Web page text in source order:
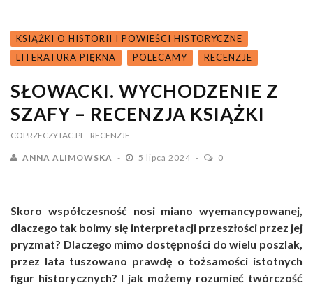
KSIĄŻKI O HISTORII I POWIEŚCI HISTORYCZNE
LITERATURA PIĘKNA
POLECAMY RECENZJE
SŁOWACKI. WYCHODZENIE Z
SZAFY – RECENZJA KSIĄŻKI
COPRZECZYTAC.PL - RECENZJE
ANNA ALIMOWSKA 5 lipca 2024 0
Skoro współczesność nosi miano wyemancypowanej,
dlaczego tak boimy się interpretacji przeszłości przez jej
pryzmat? Dlaczego mimo dostępności do wielu poszlak,
przez lata tuszowano prawdę o tożsamości istotnych
figur historycznych? I jak możemy rozumieć twórczość